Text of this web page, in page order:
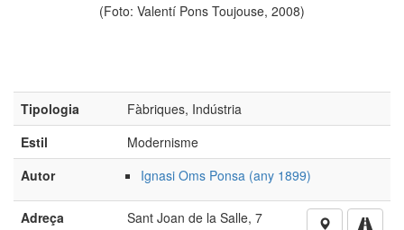
Valentí Pons Toujouse, 2008)
Tipologia
Fàbriques, Indústria
Estil
Modernisme
Autor
Ignasi Oms Ponsa (any 1899)
Adreça Sant Joan de la Salle, 7